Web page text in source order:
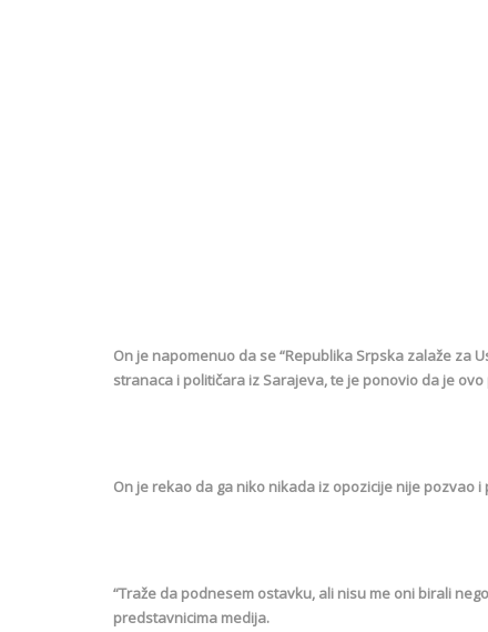
On je napomenuo da se “Republika Srpska zalaže za
stranaca i političara iz Sarajeva, te je ponovio da je ovo
On je rekao da ga niko nikada iz opozicije nije pozvao
“Traže da podnesem ostavku, ali nisu me oni birali
predstavnicima medija.